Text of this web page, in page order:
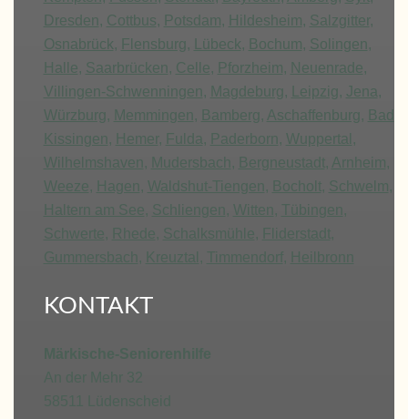
Dresden, Cottbus, Potsdam, Hildesheim, Salzgitter,
Osnabrück, Flensburg, Lübeck, Bochum, Solingen,
Halle, Saarbrücken, Celle, Pforzheim, Neuenrade,
Villingen-Schwenningen, Magdeburg, Leipzig, Jena,
Würzburg, Memmingen, Bamberg, Aschaffenburg, Bad
Kissingen, Hemer, Fulda , Paderborn, Wuppertal ,
Wilhelmshaven, Mudersbach, Bergneustadt, Arnheim,
Weeze, Hagen, Waldshut-Tiengen, Bocholt, Schwelm,
Haltern am See, Schliengen, Witten, Tübingen,
Schwerte, Rhede, Schalksmühle, Fliderstadt,
Gummersbach, Kreuztal , Timmendorf, Heilbronn
KONTAKT
Märkische-Seniorenhilfe
An der Mehr 32
58511 Lüdenscheid